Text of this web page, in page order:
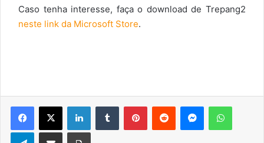
Caso tenha interesse, faça o download de Trepang2
neste link da Microsoft Store.
Facebook
X LinkedinTumblr PinterestReddit Messenger
TelegramCompartilhar via e-mail Imprimir